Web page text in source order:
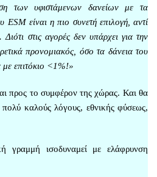
των υφιστάμενων δανείων με τα
ESM είναι η πιο συνετή επιλογή, αντί
στις αγορές δεν υπάρχει για την
προνομιακός, όσο τα δάνεια του
επιτόκιο <1%!»
προς το συμφέρον της χώρας. Και θα
καλούς λόγους, εθνικής φύσεως,
γραμμή ισοδυναμεί με ελάφρυνση